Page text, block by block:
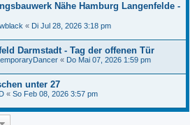
Nähe Hamburg Langenfelde -
« Di Jul 28, 2026 3:18 pm
Darmstadt - Tag der offenen Tür
« Do Mai 07, 2026 1:59 pm
unter 27
« So Feb 08, 2026 3:57 pm